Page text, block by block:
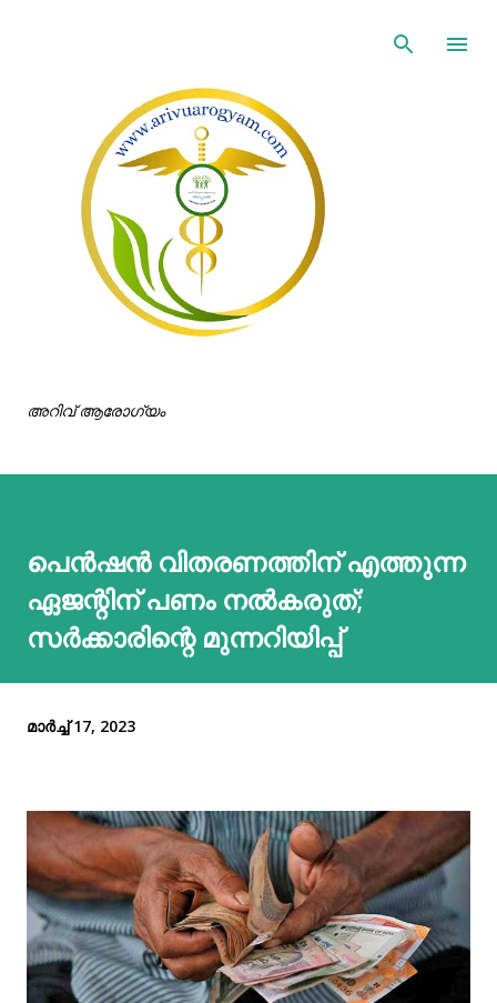
അറിവ് ആരോഗ്യം
പെന്‍ഷന്‍ വിതരണത്തിന് എത്തുന്ന
ഏജന്റിന് പണം നല്‍കരുത്;
സര്‍ക്കാരിന്റെ മുന്നറിയിപ്പ്
മാർച്ച് 17, 2023